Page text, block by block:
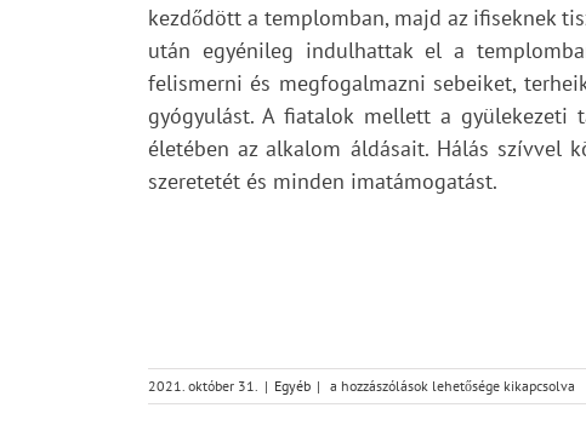
kezdődött a templomban, majd az ifiseknek
után egyénileg indulhattak el a
felismerni és megfogalmazni sebeiket,
gyógyulást. A fiatalok mellett a gyülekezeti
életében az alkalom áldásait. Hálás szívvel
szeretetét és minden imatámogatást.
2021. október 31. | Egyéb | Gyógyulás
Krisztus
a hozzászólások lehetősége kikapcsolva